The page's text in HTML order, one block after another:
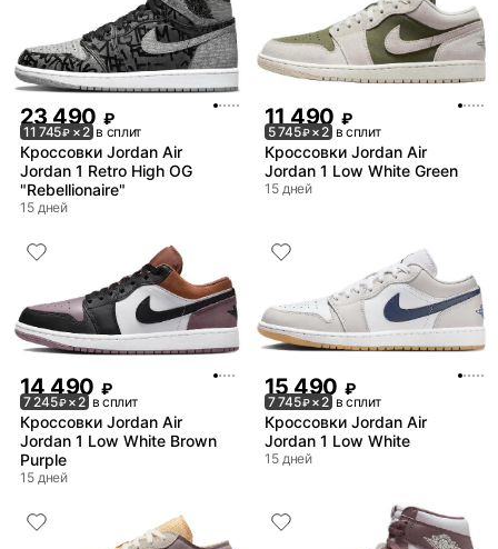
23 490 ₽
11 745₽ × 2 в сплит
Кроссовки Jordan Air
Jordan 1 Retro High OG
"Rebellionaire"
15 дней
11 490 ₽
5 745₽× 2 в сплит
Кроссовки Jordan Air
Jordan 1 Low White Green
15 дней
14 490 ₽
7 245₽× 2 в сплит
Кроссовки Jordan Air
Jordan 1 Low White Brown
Purple
15 дней
15 490 ₽
7 745₽× 2 в сплит
Кроссовки Jordan Air
Jordan 1 Low White
15 дней